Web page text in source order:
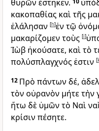
θυρῶν ἕστηκεν.
κακοπαθίας καὶ τῆς
ἐλάλησαν [h]ἐν τῷ
μακαρίζομεν τοὺς [i]
Ἰὼβ ἠκούσατε, καὶ τὸ
πολύσπλαγχνός ἐστιν [
12 Πρὸ πάντων δέ,
τὸν οὐρανὸν μήτε τὴν
ἤτω δὲ ὑμῶν τὸ Ναὶ
κρίσιν πέσητε.